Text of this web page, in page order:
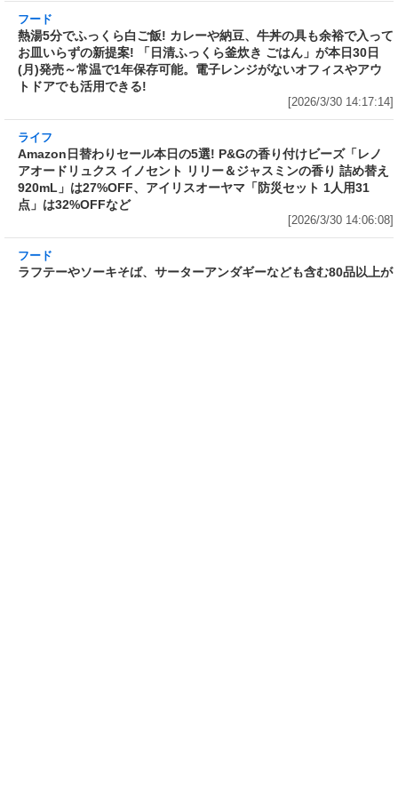
フード
3分で食べられる人気沸騰中の四
ドル 14種のスパイス麻辣湯」を
発売～具材は謎肉、キャベツ、チ
ンゲンサイ、キクラゲ
[2026/3/30 15:42:35]
フード
サガミが「晦日そば」を明日31日
(火)開催～大海老天などの天ぷら
「時間無制限」の挑戦枠は税込
4,400円
[2026/3/30 15:17:42]
熱湯5分でふっくら白ご飯! カレーや納豆、牛丼の具も余裕で入っ
てお皿いらずの新提案! 「日清ふっくら釜炊き ごはん」が本日30日
(月)発売～常温で1年保存可能。電子レンジがないオフィスやアウ